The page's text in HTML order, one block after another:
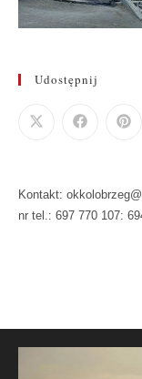
Udostępnij
Kontakt:
nr tel.: 697 770 107: